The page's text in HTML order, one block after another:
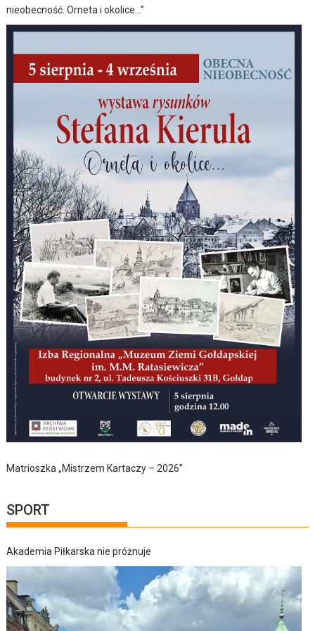
nieobecność. Orneta i okolice…”
Matrioszka „Mistrzem Kartaczy – 2026”
SPORT
Akademia Piłkarska nie próżnuje